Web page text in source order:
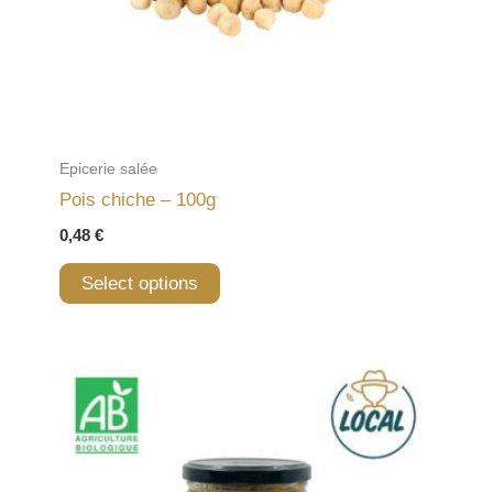
Epicerie salée
Pois chiche – 100g
0,48 €
Select options